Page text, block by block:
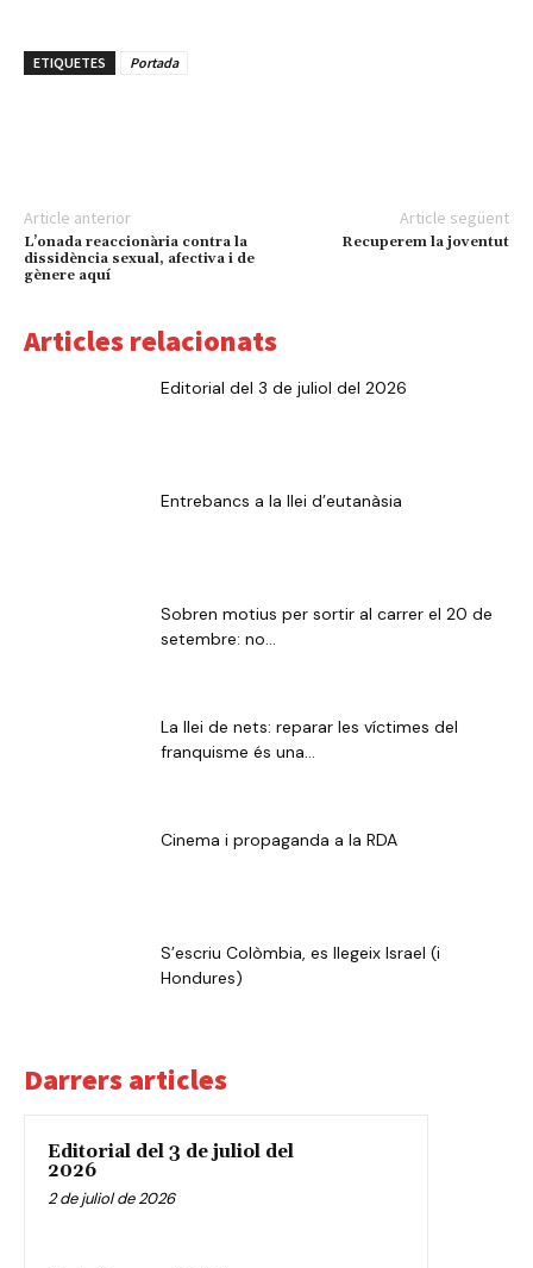
ETIQUETES Portada
Article anterior
L’onada reaccionària contra la
dissidència sexual, afectiva i de
gènere aquí
Article següent
Recuperem la joventut
Articles relacionats
Editorial del 3 de juliol del 2026
Entrebancs a la llei d’eutanàsia
Sobren motius per sortir al carrer el 20 de
setembre: no...
La llei de nets: reparar les víctimes del
franquisme és una...
Cinema i propaganda a la RDA
S’escriu Colòmbia, es llegeix Israel (i
Hondures)
Darrers articles
Editorial del 3 de juliol del
2026
2 de juliol de 2026